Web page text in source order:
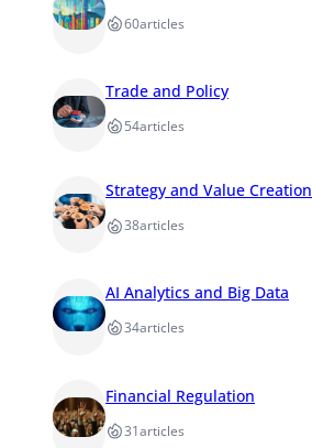
60articles
Trade and Policy
54articles
Strategy and Value Creation
38articles
AI Analytics and Big Data
34articles
Financial Regulation
31articles